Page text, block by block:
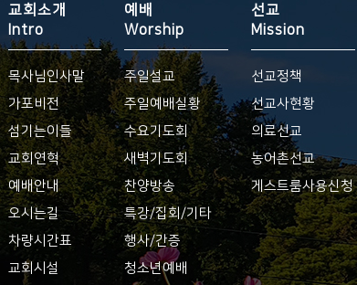
교회소개
Intro
목사님인사말
가포비전
섬기는이들
교회연혁
예배안내
오시는길
차량시간표
교회시설
예배
Worship
주일설교
주일예배실황
수요기도회
새벽기도회
찬양방송
특강/집회/기타
행사/간증
청소년예배
선교
Mission
선교정책
선교사현황
의료선교
농어촌선교
게스트룸사용신청